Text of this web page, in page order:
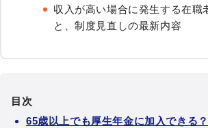
収入が高い場合に発生する在職
と、制度見直しの最新内容
目次
65歳以上でも厚生年金に加入できる？